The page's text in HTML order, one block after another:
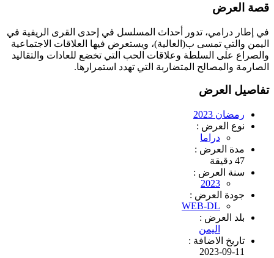
قصة العرض
في إطار درامي، تدور أحداث المسلسل في إحدى القرى الريفية في
اليمن والتي تمسى ب(العالية)، ويستعرض فيها العلاقات الاجتماعية
والصراع على السلطة وعلاقات الحب التي تخضع للعادات والتقاليد
الصارمة والمصالح المتضاربة التي تهدد استمرارها.
تفاصيل العرض
رمضان 2023
نوع العرض :
دراما
مدة العرض :
47 دقيقة
سنة العرض :
2023
جودة العرض :
WEB-DL
بلد العرض :
اليمن
تاريخ الاضافة :
2023-09-11